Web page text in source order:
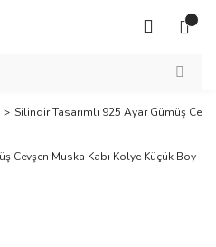
Silindir Tasarımlı 925 Ayar Gümüş